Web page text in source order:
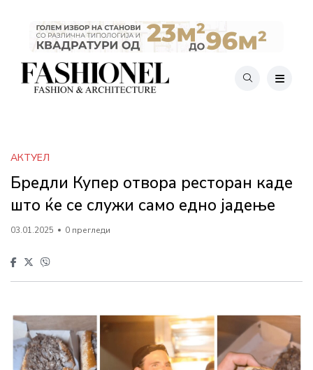
АКТУЕЛ
Бредли Купер отвора ресторан каде
што ќе се служи само едно јадење
03.01.2025 0 прегледи